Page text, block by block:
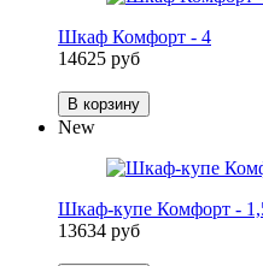
Шкаф Комфорт - 4
14625 руб
В корзину
New
Шкаф-купе Комфорт -
13634 руб